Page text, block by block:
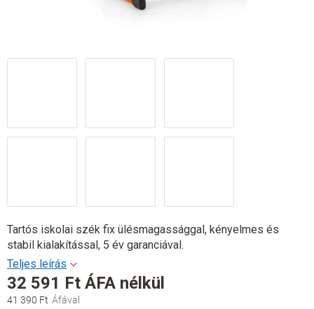
Tartós iskolai szék fix ülésmagassággal, kényelmes és
stabil kialakítással, 5 év garanciával.
41 390 Ft
32 591 Ft ÁFA nélkül
Egységár: